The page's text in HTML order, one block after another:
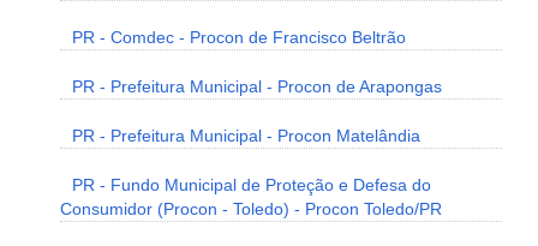
PR - Comdec - Procon de Francisco Beltrão
PR - Prefeitura Municipal - Procon de Arapongas
PR - Prefeitura Municipal - Procon Matelândia
PR - Fundo Municipal de Proteção e Defesa do
Consumidor (Procon - Toledo) - Procon Toledo/PR